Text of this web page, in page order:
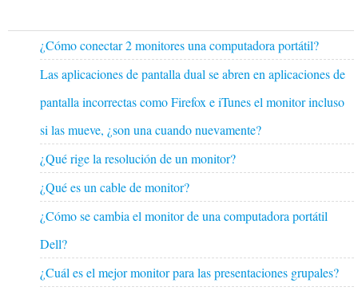
¿Cómo conectar 2 monitores una computadora portátil?
Las aplicaciones de pantalla dual se abren en aplicaciones de
pantalla incorrectas como Firefox e iTunes el monitor incluso
si las mueve, ¿son una cuando nuevamente?
¿Qué rige la resolución de un monitor?
¿Qué es un cable de monitor?
¿Cómo se cambia el monitor de una computadora portátil
Dell?
¿Cuál es el mejor monitor para las presentaciones grupales?